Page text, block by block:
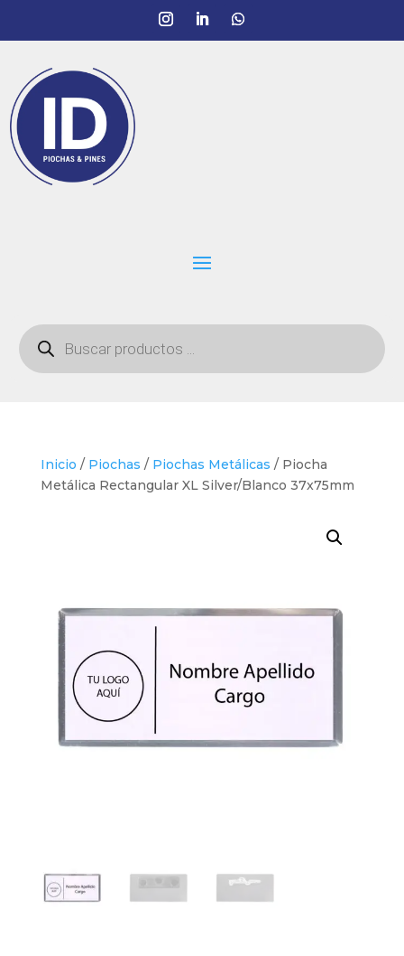
Búsqueda
de
productos
Inicio / Piochas / Piochas Metálicas / Piocha
Metálica Rectangular XL Silver/Blanco 37x75mm